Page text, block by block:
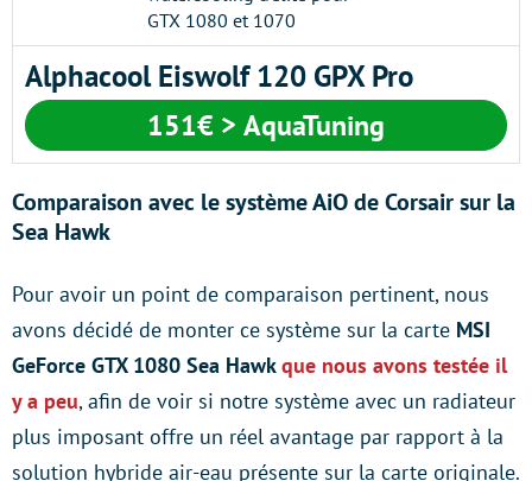
Alphacool Eiswolf 120 GPX Pro
151€ > AquaTuning
Comparaison avec le système AiO de Corsair sur la
Sea Hawk
Pour avoir un point de comparaison pertinent, nous
avons décidé de monter ce système sur la carte MSI
GeForce GTX 1080 Sea Hawkque nous avons testée il
y a peu, afin de voir si notre système avec un radiateur
plus imposant offre un réel avantage par rapport à la
solution hybride air-eau présente sur la carte originale.